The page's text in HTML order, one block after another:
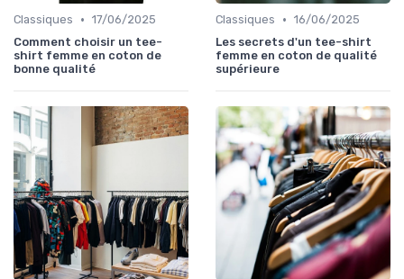
Classiques • 17/06/2025
Comment choisir un tee-
shirt femme en coton de
bonne qualité
Classiques • 16/06/2025
Les secrets d'un tee-shirt
femme en coton de qualité
supérieure